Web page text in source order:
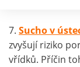
7. Sucho v
zvyšují riziko
vřídků. Příčin